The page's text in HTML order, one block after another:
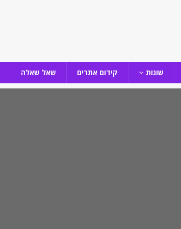
שונות קידום אתרים שאל שאלה